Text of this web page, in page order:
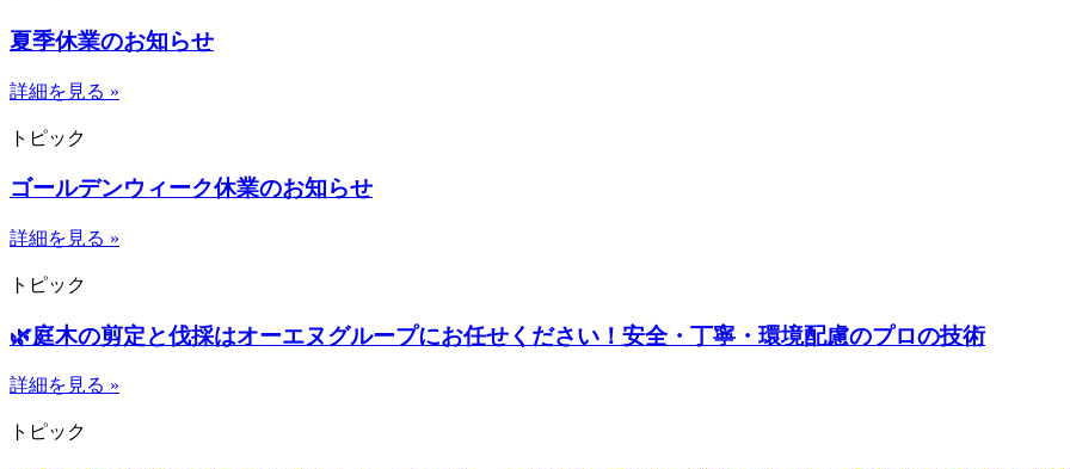
夏季休業のお知らせ
詳細を見る »
トピック
ゴールデンウィーク休業のお知らせ
詳細を見る »
トピック
🌿庭木の剪定と伐採はオーエヌグループにお任せください！安全・丁寧・環境配慮のプロの技術
詳細を見る »
トピック